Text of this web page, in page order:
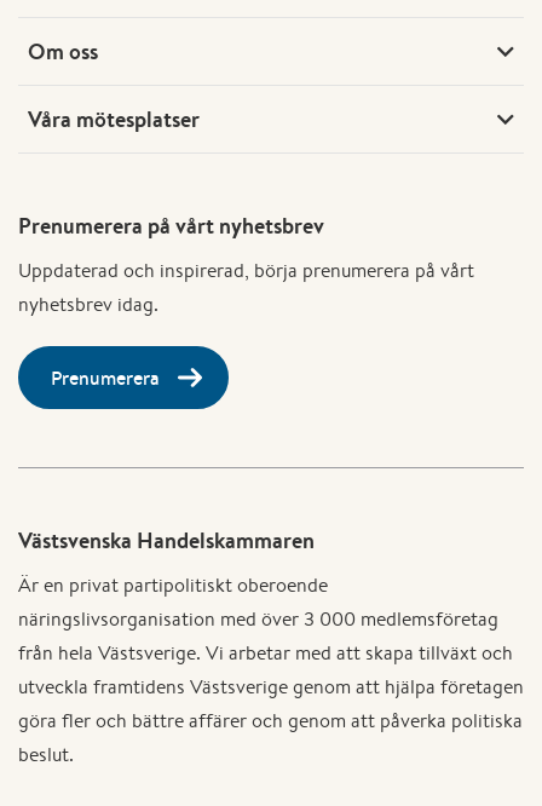
Om oss
Våra mötesplatser
Prenumerera på vårt nyhetsbrev
Uppdaterad och inspirerad, börja prenumerera på vårt
nyhetsbrev idag.
Prenumerera
Västsvenska Handelskammaren
Är en privat partipolitiskt oberoende
näringslivsorganisation med över 3 000 medlemsföretag
från hela Västsverige. Vi arbetar med att skapa tillväxt och
utveckla framtidens Västsverige genom att hjälpa företagen
göra fler och bättre affärer och genom att påverka politiska
beslut.